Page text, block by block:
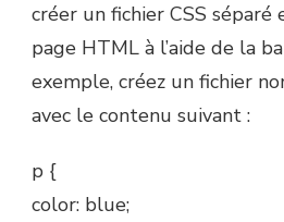
créer un fichier CSS
page HTML à l’aide de la
exemple, créez un fichier
avec le contenu suivant :
p {
color: blue;